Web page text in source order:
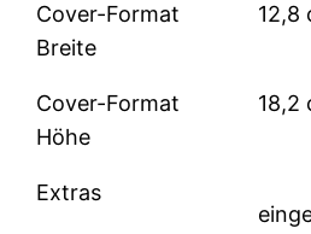
Cover-Format
Breite
12,8
Cover-Format
Höhe
18,2
Extras